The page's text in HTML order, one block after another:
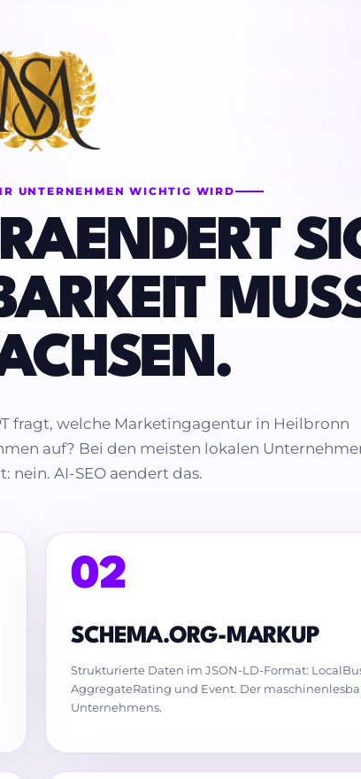
UNTERNEHMEN WICHTIG WIRD
fragt, welche Marketingagentur in Heilbronn
auf? Bei den meisten lokalen
nein. AI-SEO aendert das.
02
SCHEMA.ORG-MARKUP
Strukturierte Daten im JSON-LD-Format:
AggregateRating und Event. Der
Unternehmens.